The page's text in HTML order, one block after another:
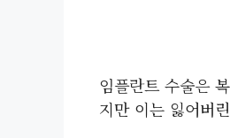
임플란트 수술은
지만 이는 잃어버